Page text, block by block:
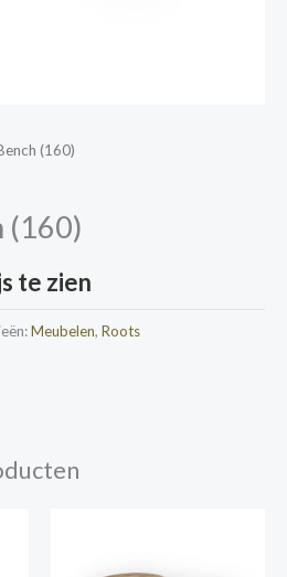
(160)
(160)
te zien
Meubelen, Roots